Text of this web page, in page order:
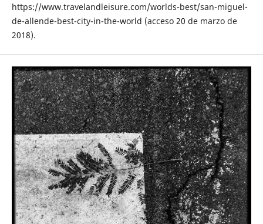
https://www.travelandleisure.com/worlds-best/san-miguel-
de-allende-best-city-in-the-world (ac­ceso 20 de marzo de
2018).